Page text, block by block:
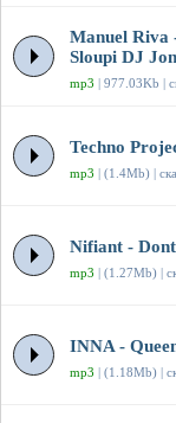
Manuel Riva
Sloupi DJ
mp3 | 977.03Kb |
Techno
mp3 | (1.4Mb) |
Nifiant -
mp3 | (1.27Mb) |
INNA -
mp3 | (1.18Mb) |